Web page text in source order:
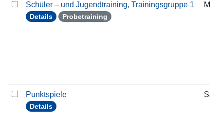
Schüler – und Jugendtraining, Trainingsgruppe 1
Details Probetraining
Punktspiele
Details